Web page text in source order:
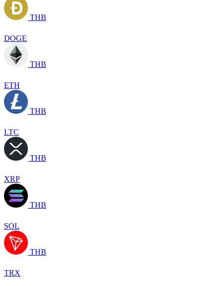
THB
DOGE
THB
ETH
THB
LTC
THB
XRP
THB
SOL
THB
TRX